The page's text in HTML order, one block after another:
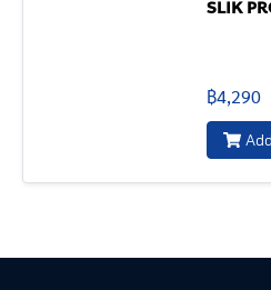
กก. เหม
ได้อีกด้วย
฿4,290